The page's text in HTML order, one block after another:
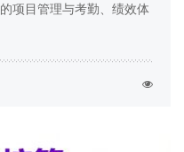
项目管理与考勤、绩效体